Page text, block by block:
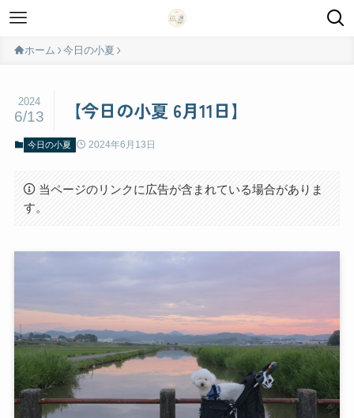
ホーム 今日の小夏
【今日の小夏 6月11日】
2024
6/13
今日の小夏 2024年6月13日
当ページのリンクに広告が含まれている場合がありま
す。